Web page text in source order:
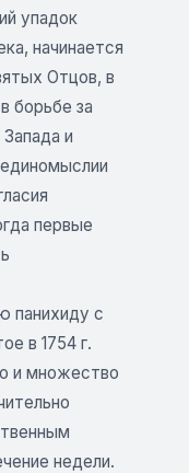
упадок
начинается
Отцов, в
борьбе за
и
первые
панихиду с
в 1754 г.
и множество
недели.